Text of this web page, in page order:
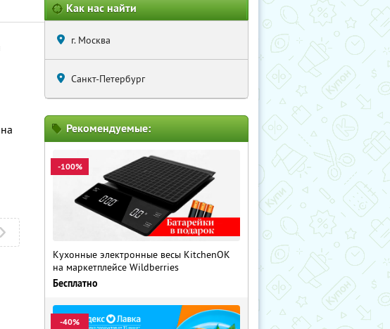
Как нас найти
г. Москва
Санкт-Петербург
Рекомендуемые:
-100%
Кухонные электронные весы KitchenOK
на маркетплейсе Wildberries
Бесплатно
-40%